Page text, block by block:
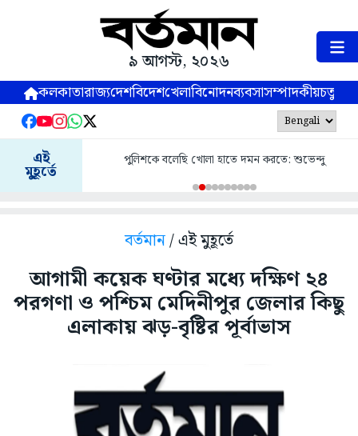
৯ আগস্ট, ২০২৬
কলকাতারাজ্যদেশবিদেশখেলাবিনোদনব্যবসাসম্পাদকীয়
এই
মুহূর্তে
পুলিশকে বলেছি খোলা হাতে দমন করতে: শুভেন্দু
বর্তমান/ এই মুহূর্তে
আগামী কয়েক ঘণ্টার মধ্যে দক্ষিণ ২৪
পরগণা ও পশ্চিম মেদিনীপুর জেলার কিছু
এলাকায় ঝড়-বৃষ্টির পূর্বাভাস